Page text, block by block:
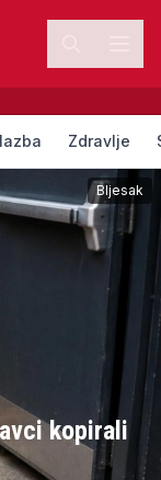
Zdravlje
kopirali
Bljesak